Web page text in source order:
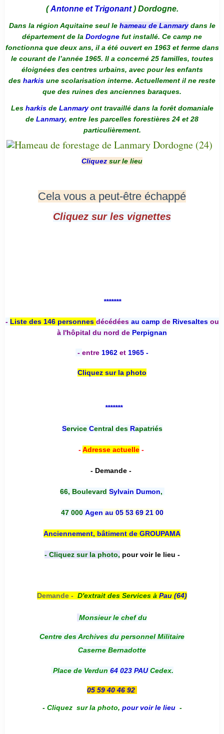
(Antonne et Trigonant) Dordogne.
Dans la région Aquitaine seul le hameau de Lanmarydans le
département de la Dordogne fut installé. Ce camp ne
fonctionna que deux ans, il a été ouvert en 1963 et ferme dans
le courant de l’année 1965. Il a concerné 25 familles, toutes
éloignées des centres urbains, avec pour les enfants
des harkis une scolarisation interne. Actuellement il ne reste
que des ruines des anciennes baraques.
Les harkis de Lanmaryont travaillé dans la forêt domaniale
de Lanmary, entre les parcelles forestières 24 et 28
particulièrement.
Cliquez sur le lieu
Cela vous a peut-être échappé
Cliquez sur les vignettes
*******
- Liste des 146 personnes décédées au camp deRivesaltesou
à l'hôpital du nord de Perpignan
- entre 1962 et 1965 -
Cliquez sur la photo
*******
Service Central desRapatriés
-Adresse actuelle-
- Demande -
66, Boulevard Sylvain Dumon,
47 000 Agen au 05 53 69 21 00
Anciennement, bâtiment de GROUPAMA
- Cliquez sur la photo, pour voir le lieu -
Demande - D'extrait des Services à Pau (64)
Monsieur le chef du
Centre des Archives du personnel Militaire
Caserne Bernadotte
Place de Verdun 64 023 PAUCedex.
05 59 40 46 92
- Cliquez sur la photo, pour voir le lieu -